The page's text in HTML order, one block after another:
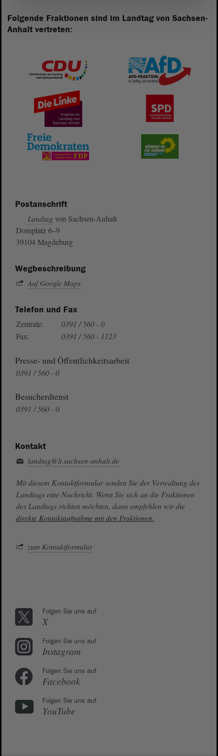
Folgende Fraktionen sind im Landtag von Sachsen-
Anhalt vertreten:
Postanschrift
Landtag von Sachsen-Anhalt
Domplatz 6–9
39104 Magdeburg
Wegbeschreibung
Auf Google Maps
Telefon und Fax
Zentrale:
0391 / 560 - 0
Fax:
0391 / 560 - 1123
Presse- und Öffentlichkeitsarbeit
0391 / 560 - 0
Besucherdienst
0391 / 560 - 0
Kontakt
landtag@lt.sachsen-anhalt.de
Mit diesem Kontaktformular senden Sie der Verwaltung des
Landtags eine Nachricht. Wenn Sie sich an die Fraktionen
des Landtags richten möchten, dann empfehlen wir die
direkte Kontaktaufnahme mit den Fraktionen.
zum Kontaktformular
Folgen Sie uns auf
X
Folgen Sie uns auf
Instagram
Folgen Sie uns auf
Facebook
Folgen Sie uns auf
YouTube